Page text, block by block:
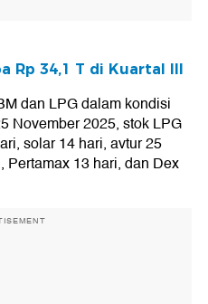
Rp 34,1 T di Kuartal III
dan LPG dalam kondisi
November 2025, stok LPG
solar 14 hari, avtur 25
Pertamax 13 hari, dan Dex